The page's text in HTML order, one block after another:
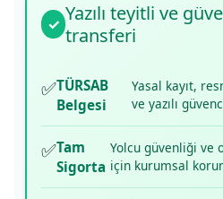
✓ Yazılı teyitli ve
transferi
✅TÜRSAB
Belgesi
Yasal kayıt,
ve yazılı
✅Tam
Sigorta
Yolcu güvenliği ve
için kurumsal